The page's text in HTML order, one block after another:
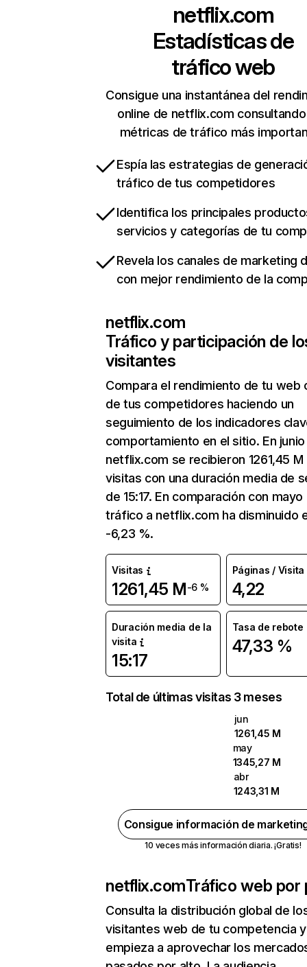
netflix.com
Estadísticas de
tráfico web
Consigue una instantánea del
online de netflix.com
métricas de tráfico más
Espía las estrategias de
tráfico de tus competidores
Identifica los principales
servicios y categorías de tu
Revela los canales de marketing
con mejor rendimiento de la
netflix.com
Tráfico y participación de
visitantes
Compara el rendimiento de tu web
de tus competidores haciendo un
seguimiento de los indicadores
comportamiento en el sitio. En junio
netflix.com se recibieron 1261,45 M
visitas con una duración media de
de 15:17. En comparación con mayo
tráfico a netflix.com ha disminuido
-6,23 %.
Visitas
1261,45 M-6 %
Páginas / Visita
4,22
Duración media de la
visita
15:17
Tasa de rebote
47,33 %
Total de últimas visitas 3 meses
jun
1261,45 M
may
1345,27 M
abr
1243,31 M
Consigue información de
10 veces más información diaria. ¡Gratis!
netflix.comTráfico web por
Consulta la distribución global de
visitantes web de tu competencia y
empieza a aprovechar los